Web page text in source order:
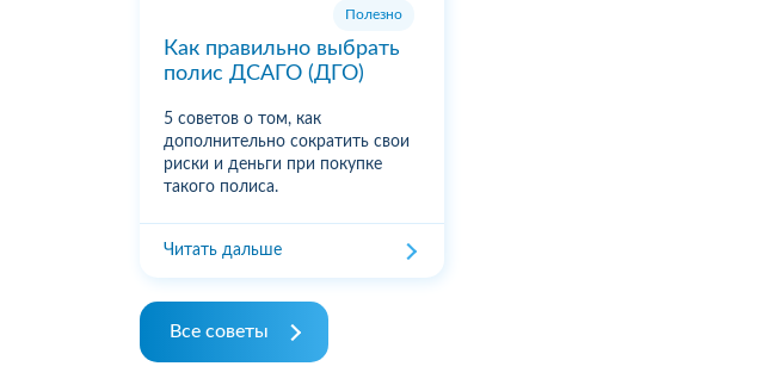
Полезно
Как правильно выбрать
полис ДСАГО (ДГО)
5 советов о том, как
дополнительно сократить свои
риски и деньги при покупке
такого полиса.
Читать дальше
Все советы